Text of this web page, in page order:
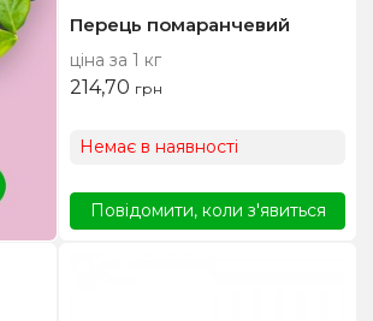
Перець помаранчевий
ціна за 1 кг
214,70 грн
Немає в наявності
Повідомити, коли з'явиться